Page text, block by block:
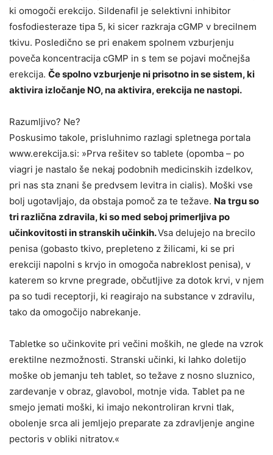
ki omogoči erekcijo. Sildenafil je selektivni inhibitor
fosfodiesteraze tipa 5, ki sicer razkraja cGMP v brecilnem
tkivu. Posledično se pri enakem spolnem vzburjenju
poveča koncentracija cGMP in s tem se pojavi močnejša
erekcija. Če spolno vzburjenje ni prisotno in se sistem, ki
aktivira izločanje NO, na aktivira, erekcija ne nastopi.
Razumljivo? Ne?
Poskusimo takole, prisluhnimo razlagi spletnega portala
www.erekcija.si: »Prva rešitev so tablete (opomba – po
viagri je nastalo še nekaj podobnih medicinskih izdelkov,
pri nas sta znani še predvsem levitra in cialis). Moški vse
bolj ugotavljajo, da obstaja pomoč za te težave. Na trgu so
tri različna zdravila, ki so med seboj primerljiva po
učinkovitosti in stranskih učinkih.Vsa delujejo na brecilo
penisa (gobasto tkivo, prepleteno z žilicami, ki se pri
erekciji napolni s krvjo in omogoča nabreklost penisa), v
katerem so krvne pregrade, občutljive za dotok krvi, v njem
pa so tudi receptorji, ki reagirajo na substance v zdravilu,
tako da omogočijo nabrekanje.
Tabletke so učinkovite pri večini moških, ne glede na vzrok
erektilne nezmožnosti. Stranski učinki, ki lahko doletijo
moške ob jemanju teh tablet, so težave z nosno sluznico,
zardevanje v obraz, glavobol, motnje vida. Tablet pa ne
smejo jemati moški, ki imajo nekontroliran krvni tlak,
obolenje srca ali jemljejo preparate za zdravljenje angine
pectoris v obliki nitratov.«